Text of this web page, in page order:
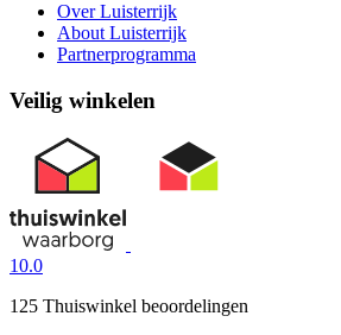
Over Luisterrijk
About Luisterrijk
Partnerprogramma
Veilig winkelen
10.0
125 Thuiswinkel beoordelingen